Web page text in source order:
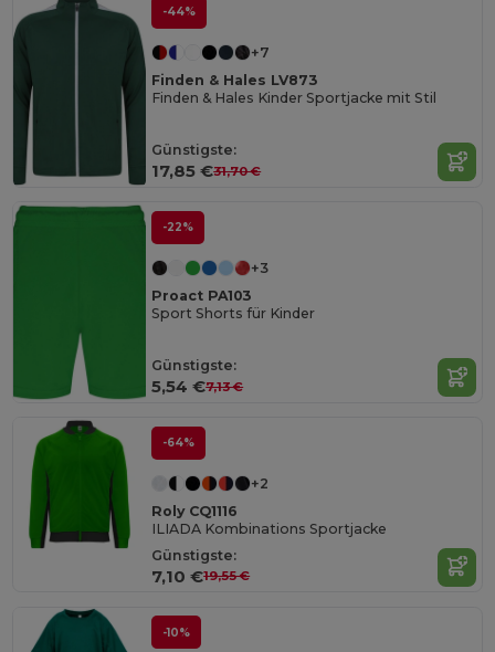
-44%
+7
Finden & Hales LV873
Finden & Hales Kinder Sportjacke mit Stil
Günstigste:
17,85 €31,70 €
-22%
+3
Proact PA103
Sport Shorts für Kinder
Günstigste:
5,54 €7,13 €
-64%
+2
Roly CQ1116
ILIADA Kombinations Sportjacke
Günstigste:
7,10 €19,55 €
-10%